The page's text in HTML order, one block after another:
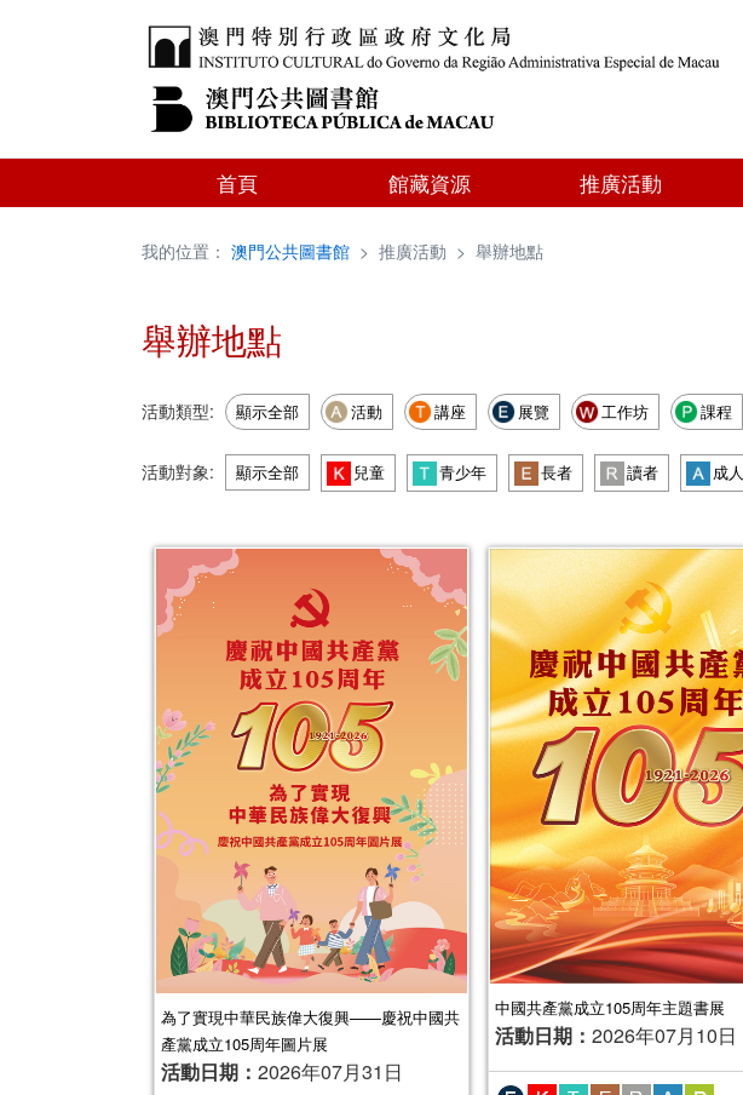
首頁 館藏資源 推廣活動
我的位置： 澳門公共圖書館 > 推廣活動 > 舉辦地點
舉辦地點
活動類型: 顯示全部 活動 講座 展覽 工作坊 課程
活動對象: 顯示全部 兒童 青少年 長者 讀者 成人
為了實現中華民族偉大復興——慶祝中國共
產黨成立105周年圖片展
活動日期： 2026年07月31日
中國共產黨成立105周年主題書展
活動日期： 2026年07月10日